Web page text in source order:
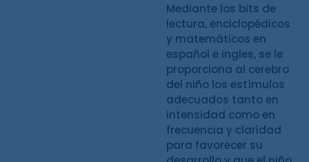
Mediante los bits de
lectura, enciclopédicos
y matemáticos en
español e ingles, se le
proporciona al cerebro
del niño los estímulos
adecuados tanto en
intensidad como en
frecuencia y claridad
para favorecer su